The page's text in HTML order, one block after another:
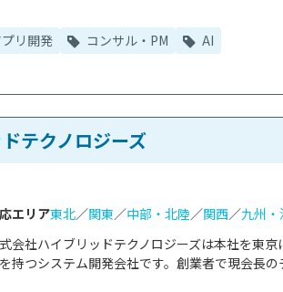
リ開発 コンサル・PM AI
テクノロジーズ
会社ハイブリッドテクノロジーズは本社を東
持つシステム開発会社です。創業者で現会長
エリア東北／関東／中部・北陸／関西／九州